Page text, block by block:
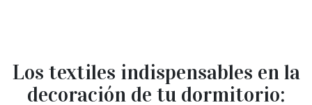
Los textiles indispensables en la
decoración de tu dormitorio: